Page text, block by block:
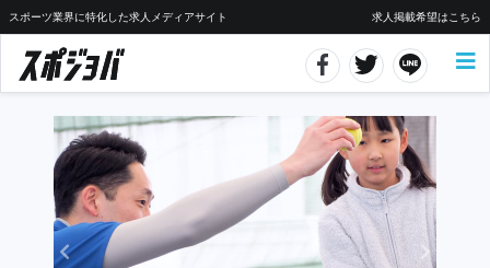
スポーツ業界に特化した求人メディアサイト 求人掲載希望はこちら